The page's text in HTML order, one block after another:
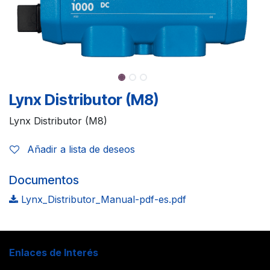
Lynx Distributor (M8)
Lynx Distributor (M8)
Añadir a lista de deseos
Documentos
Lynx_Distributor_Manual-pdf-es.pdf
Enlaces de Interés